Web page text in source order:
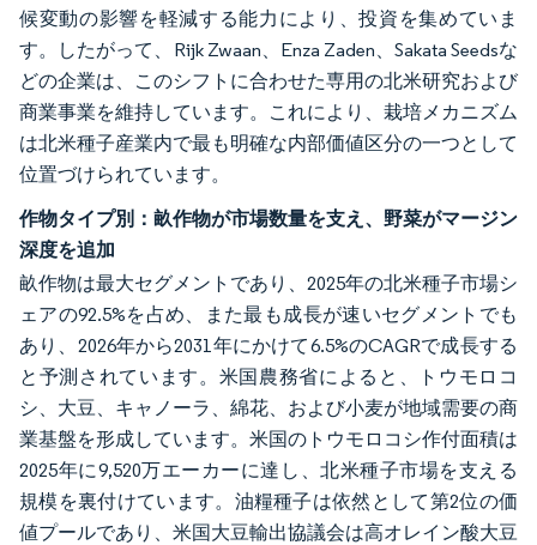
候変動の影響を軽減する能力により、投資を集めていま
す。したがって、Rijk Zwaan、Enza Zaden、Sakata Seedsな
どの企業は、このシフトに合わせた専用の北米研究および
商業事業を維持しています。これにより、栽培メカニズム
は北米種子産業内で最も明確な内部価値区分の一つとして
位置づけられています。
作物タイプ別：畝作物が市場数量を支え、野菜がマージン
深度を追加
畝作物は最大セグメントであり、2025年の北米種子市場シ
ェアの92.5%を占め、また最も成長が速いセグメントでも
あり、2026年から2031年にかけて6.5%のCAGRで成長する
と予測されています。米国農務省によると、トウモロコ
シ、大豆、キャノーラ、綿花、および小麦が地域需要の商
業基盤を形成しています。米国のトウモロコシ作付面積は
2025年に9,520万エーカーに達し、北米種子市場を支える
規模を裏付けています。油糧種子は依然として第2位の価
値プールであり、米国大豆輸出協議会は高オレイン酸大豆